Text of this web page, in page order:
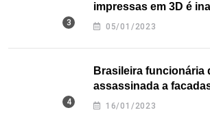
impressas em 3D é
Texas
05/01/2023
Brasileira funcionária
assassinada a
16/01/2023